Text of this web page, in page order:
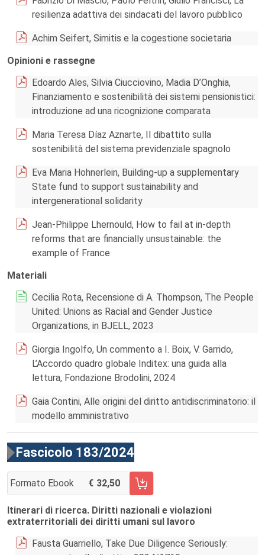
resilienza adattiva dei sindacati del lavoro pubblico
Achim Seifert, Simitis e la cogestione societaria
Opinioni e rassegne
Edoardo Ales, Silvia Ciucciovino, Madia D’Onghia,
Finanziamento e sostenibilità dei sistemi pensionistici:
introduzione ad una ricognizione comparata
Maria Teresa Díaz Aznarte, Il dibattito sulla
sostenibilità del sistema previdenziale spagnolo
Eva Maria Hohnerlein, Building-up a supplementary
State fund to support sustainability and
intergenerational solidarity
Jean-Philippe Lhernould, How to fail at in-depth
reforms that are financially unsustainable: the
example of France
Materiali
Cecilia Rota, Recensione di A. Thompson, The People
United: Unions as Racial and Gender Justice
Organizations, in BJELL, 2023
Giorgia Ingolfo, Un commento a I. Boix, V. Garrido,
L’Accordo quadro globale Inditex: una guida alla
lettura, Fondazione Brodolini, 2024
Gaia Contini, Alle origini del diritto antidiscriminatorio: il
modello amministrativo
Fascicolo 183/2024
Formato Ebook 32,50
AGGIUNGI AL CARRELLO FASCICOLO 183/2024
Itinerari di ricerca. Diritti nazionali e violazioni
extraterritoriali dei diritti umani sul lavoro
Fausta Guarriello, Take Due Diligence Seriously: